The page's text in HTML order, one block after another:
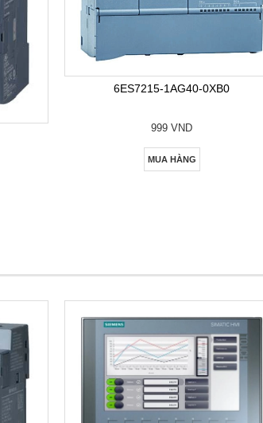
6ES7215-1AG40-0XB0
999 VND
MUA HÀNG